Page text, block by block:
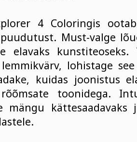
4 Coloringis
Must-valge
elavaks
lohistage
kuidas joonistus
toonidega.
mängu kättesaadavaks